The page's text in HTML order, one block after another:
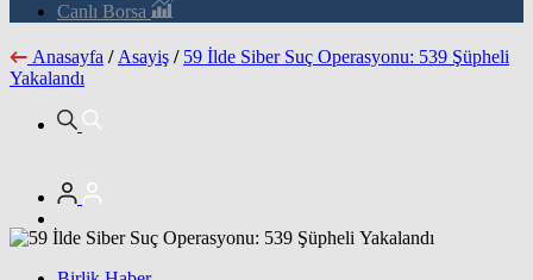
Canlı Borsa
Anasayfa / Asayiş / 59 İlde Siber Suç Operasyonu: 539 Şüpheli
Yakalandı